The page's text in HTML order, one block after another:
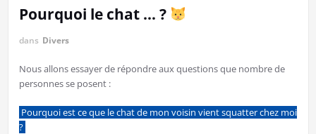
Pourquoi le chat … ?
dans Divers
Nous allons essayer de répondre aux questions que nombre de
personnes se posent :
Pourquoi est ce que le chat de mon voisin vient squatter chez moi
?